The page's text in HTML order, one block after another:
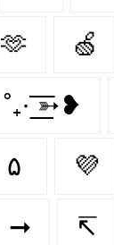
🫶 🍏
˚₊· ͟͟͞͞➳❥
۵ 💜
➞ ↸